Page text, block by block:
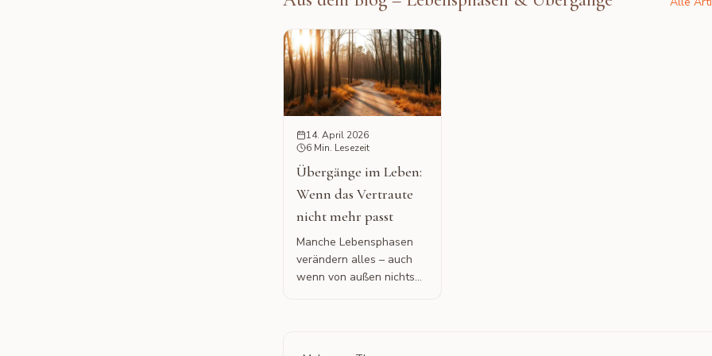
14. April 2026
6 Min. Lesezeit
Übergänge im Leben:
Wenn das Vertraute
nicht mehr passt
Manche Lebensphasen
verändern alles – auch
wenn von außen nichts